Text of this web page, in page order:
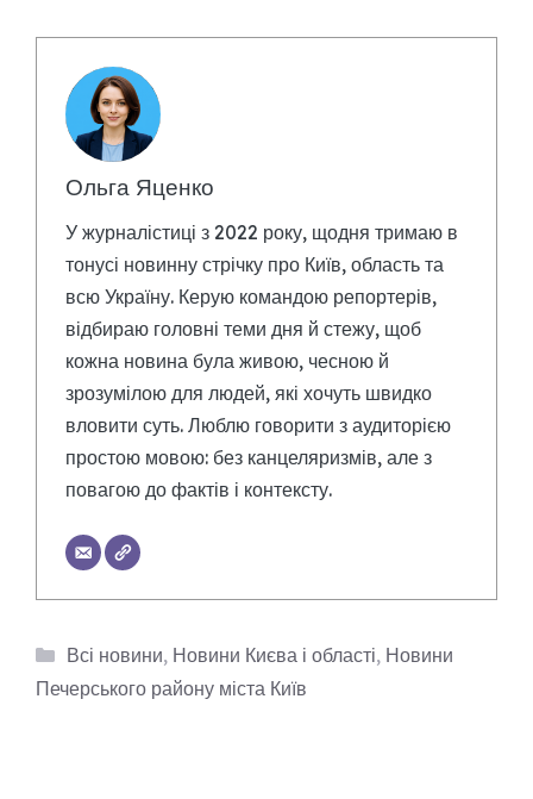
Ольга Яценко
У журналістиці з 2022 року, щодня тримаю в
тонусі новинну стрічку про Київ, область та
всю Україну. Керую командою репортерів,
відбираю головні теми дня й стежу, щоб
кожна новина була живою, чесною й
зрозумілою для людей, які хочуть швидко
вловити суть. Люблю говорити з аудиторією
простою мовою: без канцеляризмів, але з
повагою до фактів і контексту.
Категорії
Всі новини, Новини Києва і області, Новини
Печерського району міста Київ